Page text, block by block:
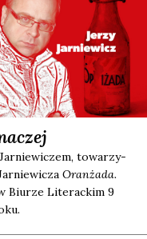
towa­rzy­
Oran­ża­da.
Biu­rze Lite­rac­kim 9